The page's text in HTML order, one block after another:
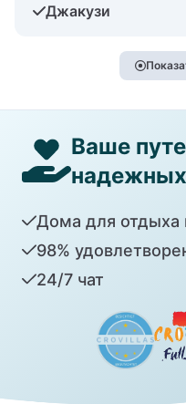
Джакузи
Ваше
Дома для отдыха
98%
24/7 чат